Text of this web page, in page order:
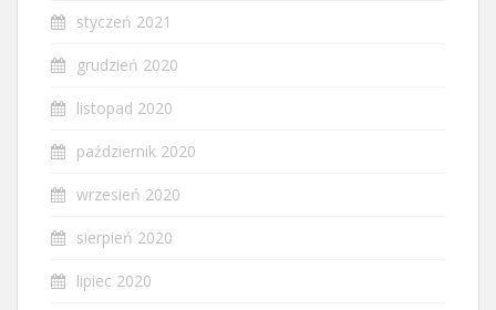
styczeń 2021
grudzień 2020
listopad 2020
październik 2020
wrzesień 2020
sierpień 2020
lipiec 2020